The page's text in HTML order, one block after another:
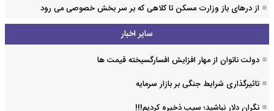
از درهای باز وزارت مسکن تا کلاهی که بر سر بخش خصوصی می رود
سایر اخبار
دولت ناتوان از مهار افزایش افسارگسیخته قیمت ها
تاثیرگذاری شرایط جنگی بر بازار سرمایه
نگران دلار نباشید؛ سیب ذخیره کردیم!!!